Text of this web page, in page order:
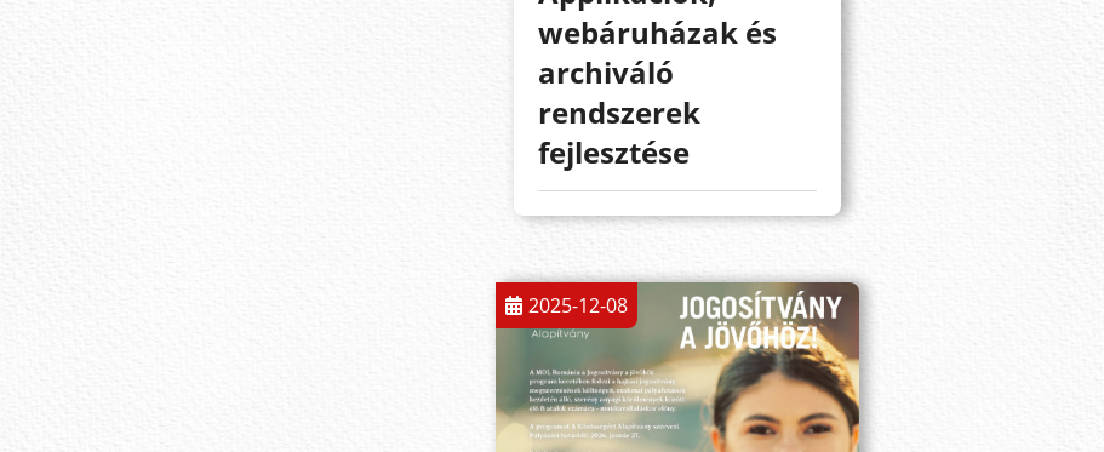
webáruházak és
archiváló
rendszerek
fejlesztése
2025-12-08